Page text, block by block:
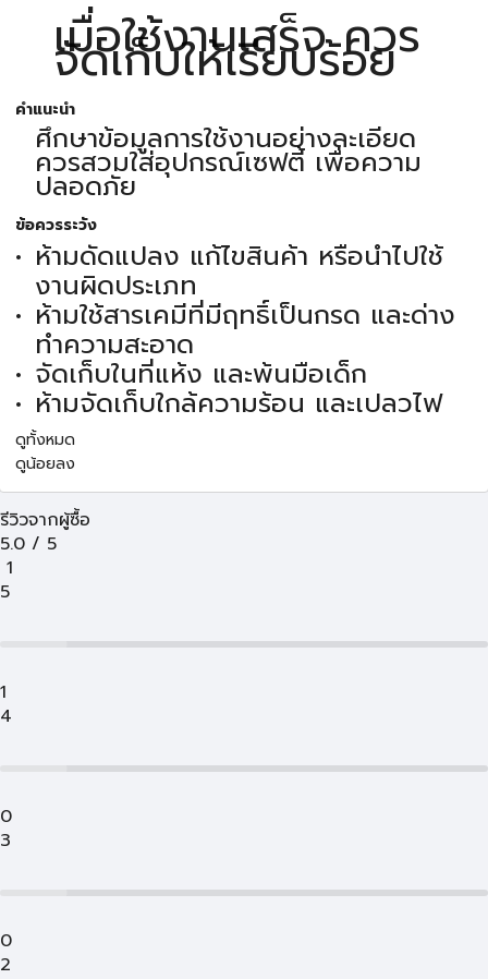
เมื่อใช้งานเสร็จ ควร
จัดเก็บให้เรียบร้อย
คำแนะนำ
ศึกษาข้อมูลการใช้งานอย่างละเอียด
ควรสวมใส่อุปกรณ์เซฟตี้ เพื่อความ
ปลอดภัย
ข้อควรระวัง
ห้ามดัดแปลง แก้ไขสินค้า หรือนำไปใช้
งานผิดประเภท
ห้ามใช้สารเคมีที่มีฤทธิ์เป็นกรด และด่าง
ทำความสะอาด
จัดเก็บในที่แห้ง และพ้นมือเด็ก
ห้ามจัดเก็บใกล้ความร้อน และเปลวไฟ
ดูทั้งหมด
ดูน้อยลง
รีวิวจากผู้ซื้อ
5.0 / 5
1
5
1
4
0
3
0
2